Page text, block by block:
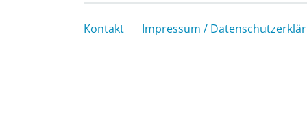
Kontakt Impressum /